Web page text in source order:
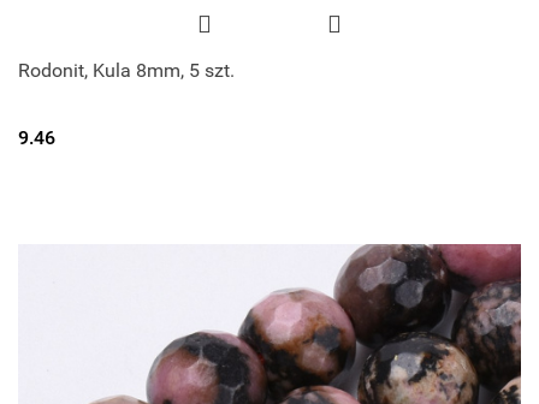
Rodonit, Kula 8mm, 5 szt.
9.46